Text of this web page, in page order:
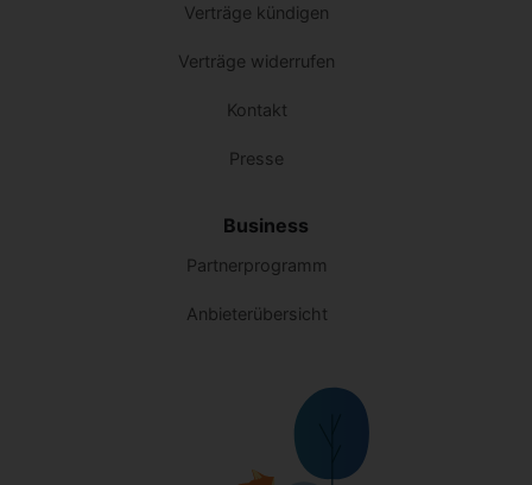
Verträge kündigen
Verträge widerrufen
Kontakt
Presse
Business
Partnerprogramm
Anbieterübersicht